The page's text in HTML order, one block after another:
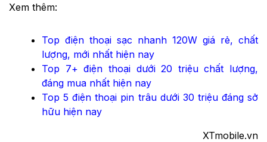
Xem thêm:
Top điện thoại sạc nhanh 120W giá rẻ, chất
lượng, mới nhất hiện nay
Top 7+ điện thoại dưới 20 triệu chất lượng,
đáng mua nhất hiện nay
Top 5 điện thoại pin trâu dưới 30 triệu đáng sở
hữu hiện nay
XTmobile.vn